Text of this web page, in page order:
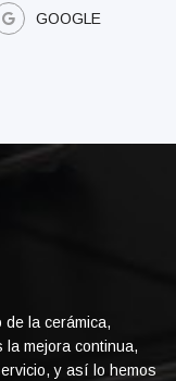
GOOGLE
de la cerámica,
mejora continua,
y así lo hemos